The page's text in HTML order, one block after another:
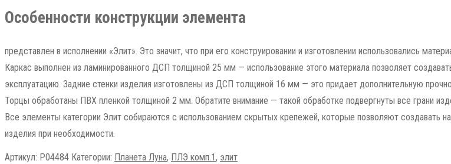
Особенности конструкции элемента
представлен в исполнении «Элит». Это значит, что при его конструировании и изготовлении использовались
Каркас выполнен из ламинированного ДСП толщиной 25 мм — использование этого материала позволяет
эксплуатацию. Задние стенки изделия изготовлены из ДСП толщиной 16 мм — это придает дополнительную
Торцы обработаны ПВХ пленкой толщиной 2 мм. Обратите внимание — такой обработке подвергнуты все грани
Все элементы категории Элит собираются с использованием скрытых крепежей, которые позволяют создавать
изделия при необходимости.
Артикул: Р04484 Категории: Планета Луна, ПЛЭ комп.1, элит